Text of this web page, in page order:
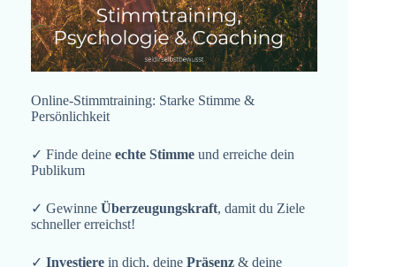
Online-Stimmtraining: Starke Stimme &
Persönlichkeit
✓ Finde deine echte Stimme und erreiche dein
Publikum
✓ Gewinne Überzeugungskraft, damit du Ziele
schneller erreichst!
✓ Investiere in dich, deine Präsenz & deine